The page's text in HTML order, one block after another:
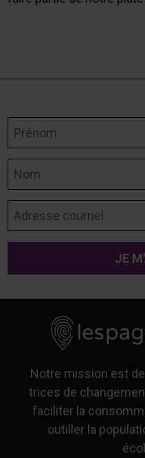
Notre mission est
trices de
faciliter la
outiller la